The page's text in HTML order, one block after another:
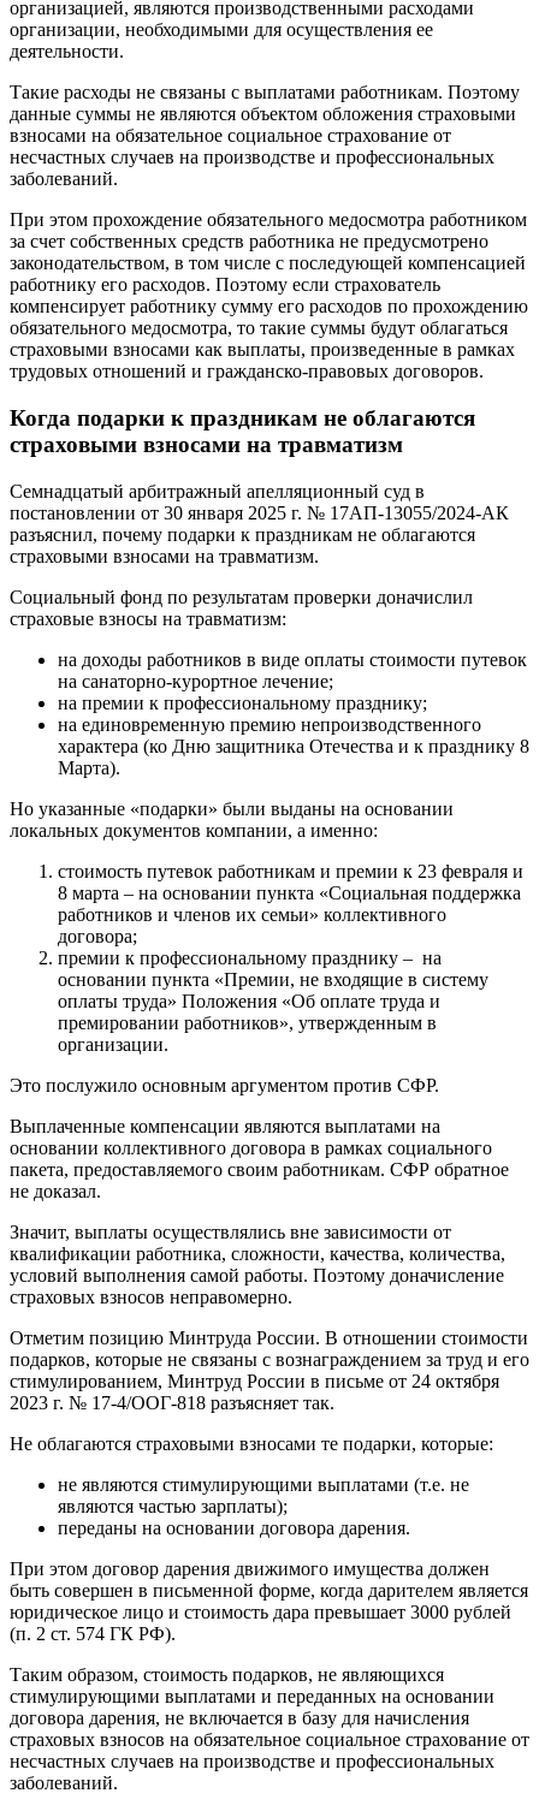
организацией, являются производственными расходами
организации, необходимыми для осуществления ее
деятельности.
Такие расходы не связаны с выплатами работникам. Поэтому
данные суммы не являются объектом обложения страховыми
взносами на обязательное социальное страхование от
несчастных случаев на производстве и профессиональных
заболеваний.
При этом прохождение обязательного медосмотра работником
за счет собственных средств работника не предусмотрено
законодательством, в том числе с последующей компенсацией
работнику его расходов. Поэтому если страхователь
компенсирует работнику сумму его расходов по прохождению
обязательного медосмотра, то такие суммы будут облагаться
страховыми взносами как выплаты, произведенные в рамках
трудовых отношений и гражданско-правовых договоров.
Когда подарки к праздникам не облагаются
страховыми взносами на травматизм
Семнадцатый арбитражный апелляционный суд в
постановлении от 30 января 2025 г. № 17АП-13055/2024-АК
разъяснил, почему подарки к праздникам не облагаются
страховыми взносами на травматизм.
Социальный фонд по результатам проверки доначислил
страховые взносы на травматизм:
на доходы работников в виде оплаты стоимости путевок
на санаторно-курортное лечение;
на премии к профессиональному празднику;
на единовременную премию непроизводственного
характера (ко Дню защитника Отечества и к празднику 8
Марта).
Но указанные «подарки» были выданы на основании
локальных документов компании, а именно:
стоимость путевок работникам и премии к 23 февраля и
8 марта – на основании пункта «Социальная поддержка
работников и членов их семьи» коллективного
договора;
премии к профессиональному празднику – на
основании пункта «Премии, не входящие в систему
оплаты труда» Положения «Об оплате труда и
премировании работников», утвержденным в
организации.
Это послужило основным аргументом против СФР.
Выплаченные компенсации являются выплатами на
основании коллективного договора в рамках социального
пакета, предоставляемого своим работникам. СФР обратное
не доказал.
Значит, выплаты осуществлялись вне зависимости от
квалификации работника, сложности, качества, количества,
условий выполнения самой работы. Поэтому доначисление
страховых взносов неправомерно.
Отметим позицию Минтруда России. В отношении стоимости
подарков, которые не связаны с вознаграждением за труд и его
стимулированием, Минтруд России в письме от 24 октября
2023 г. № 17-4/ООГ-818 разъясняет так.
Не облагаются страховыми взносами те подарки, которые:
не являются стимулирующими выплатами (т.е. не
являются частью зарплаты);
переданы на основании договора дарения.
При этом договор дарения движимого имущества должен
быть совершен в письменной форме, когда дарителем является
юридическое лицо и стоимость дара превышает 3000 рублей
(п. 2 ст. 574 ГК РФ).
Таким образом, стоимость подарков, не являющихся
стимулирующими выплатами и переданных на основании
договора дарения, не включается в базу для начисления
страховых взносов на обязательное социальное страхование от
несчастных случаев на производстве и профессиональных
заболеваний.